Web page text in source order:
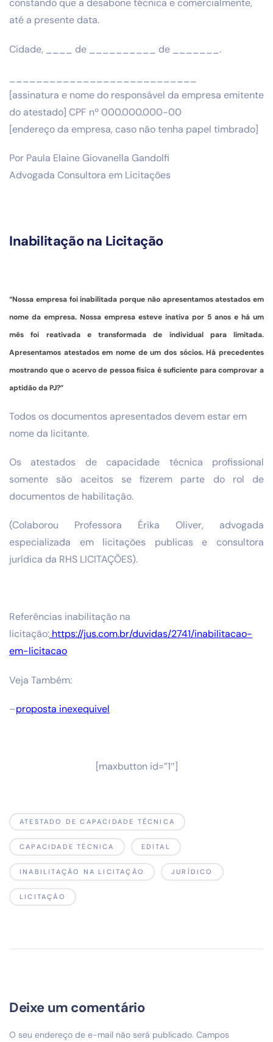
constando que a desabone técnica e comercialmente,
até a presente data.
Cidade, ____ de __________ de _______.
[assinatura e nome do responsável da empresa emitente
do atestado] CPF nº 000.000.000-00
[endereço da empresa, caso não tenha papel timbrado]
Por Paula Elaine Giovanella Gandolfi
Advogada Consultora em Licitações
Inabilitação na Licitação
“Nossa empresa foi inabilitada porque não apresentamos atestados em
nome da empresa. Nossa empresa esteve inativa por 5 anos e há um
mês foi reativada e transformada de individual para limitada.
Apresentamos atestados em nome de um dos sócios. Há precedentes
mostrando que o acervo de pessoa física é suficiente para comprovar a
aptidão da PJ?”
Todos os documentos apresentados devem estar em
nome da licitante.
Os atestados de capacidade técnica profissional
somente são aceitos se fizerem parte do rol de
documentos de habilitação.
(Colaborou Professora Érika Oliver, advogada
especializada em licitações publicas e consultora
jurídica da RHS LICITAÇÕES).
Referências inabilitação na
licitação: https://jus.com.br/duvidas/2741/inabilitacao-
em-licitacao
Veja Também:
–proposta inexequivel
[maxbutton id=”1″]
ATESTADO DE CAPACIDADE TÉCNICA
CAPACIDADE TÉCNICA EDITAL
INABILITAÇÃO NA LICITAÇÃO JURÍDICO
LICITAÇÃO
Deixe um comentário
O seu endereço de e-mail não será publicado. Campos